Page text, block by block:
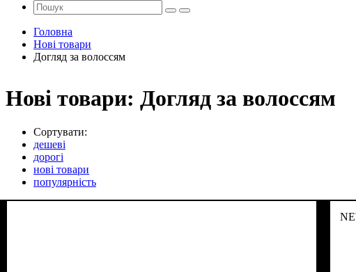
Головна
Нові товари
Догляд за волоссям
Нові товари: Догляд за волоссям
Сортувати:
дешеві
дорогі
нові товари
популярність